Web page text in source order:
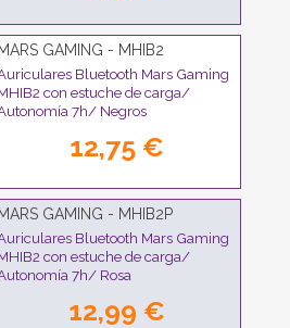
GAMING - MHIB2
Bluetooth Mars Gaming
con estuche de carga/
7h/ Negros
12,75 €
GAMING - MHIB2P
Bluetooth Mars Gaming
con estuche de carga/
7h/ Rosa
12,99 €